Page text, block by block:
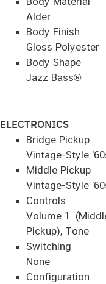
Alder
Body Finish
Gloss Polyester
Body Shape
Jazz Bass®
ELECTRONICS
Bridge Pickup
Vintage-Style
Middle Pickup
Vintage-Style
Controls
Volume 1.
Pickup), Tone
Switching
None
Configuration